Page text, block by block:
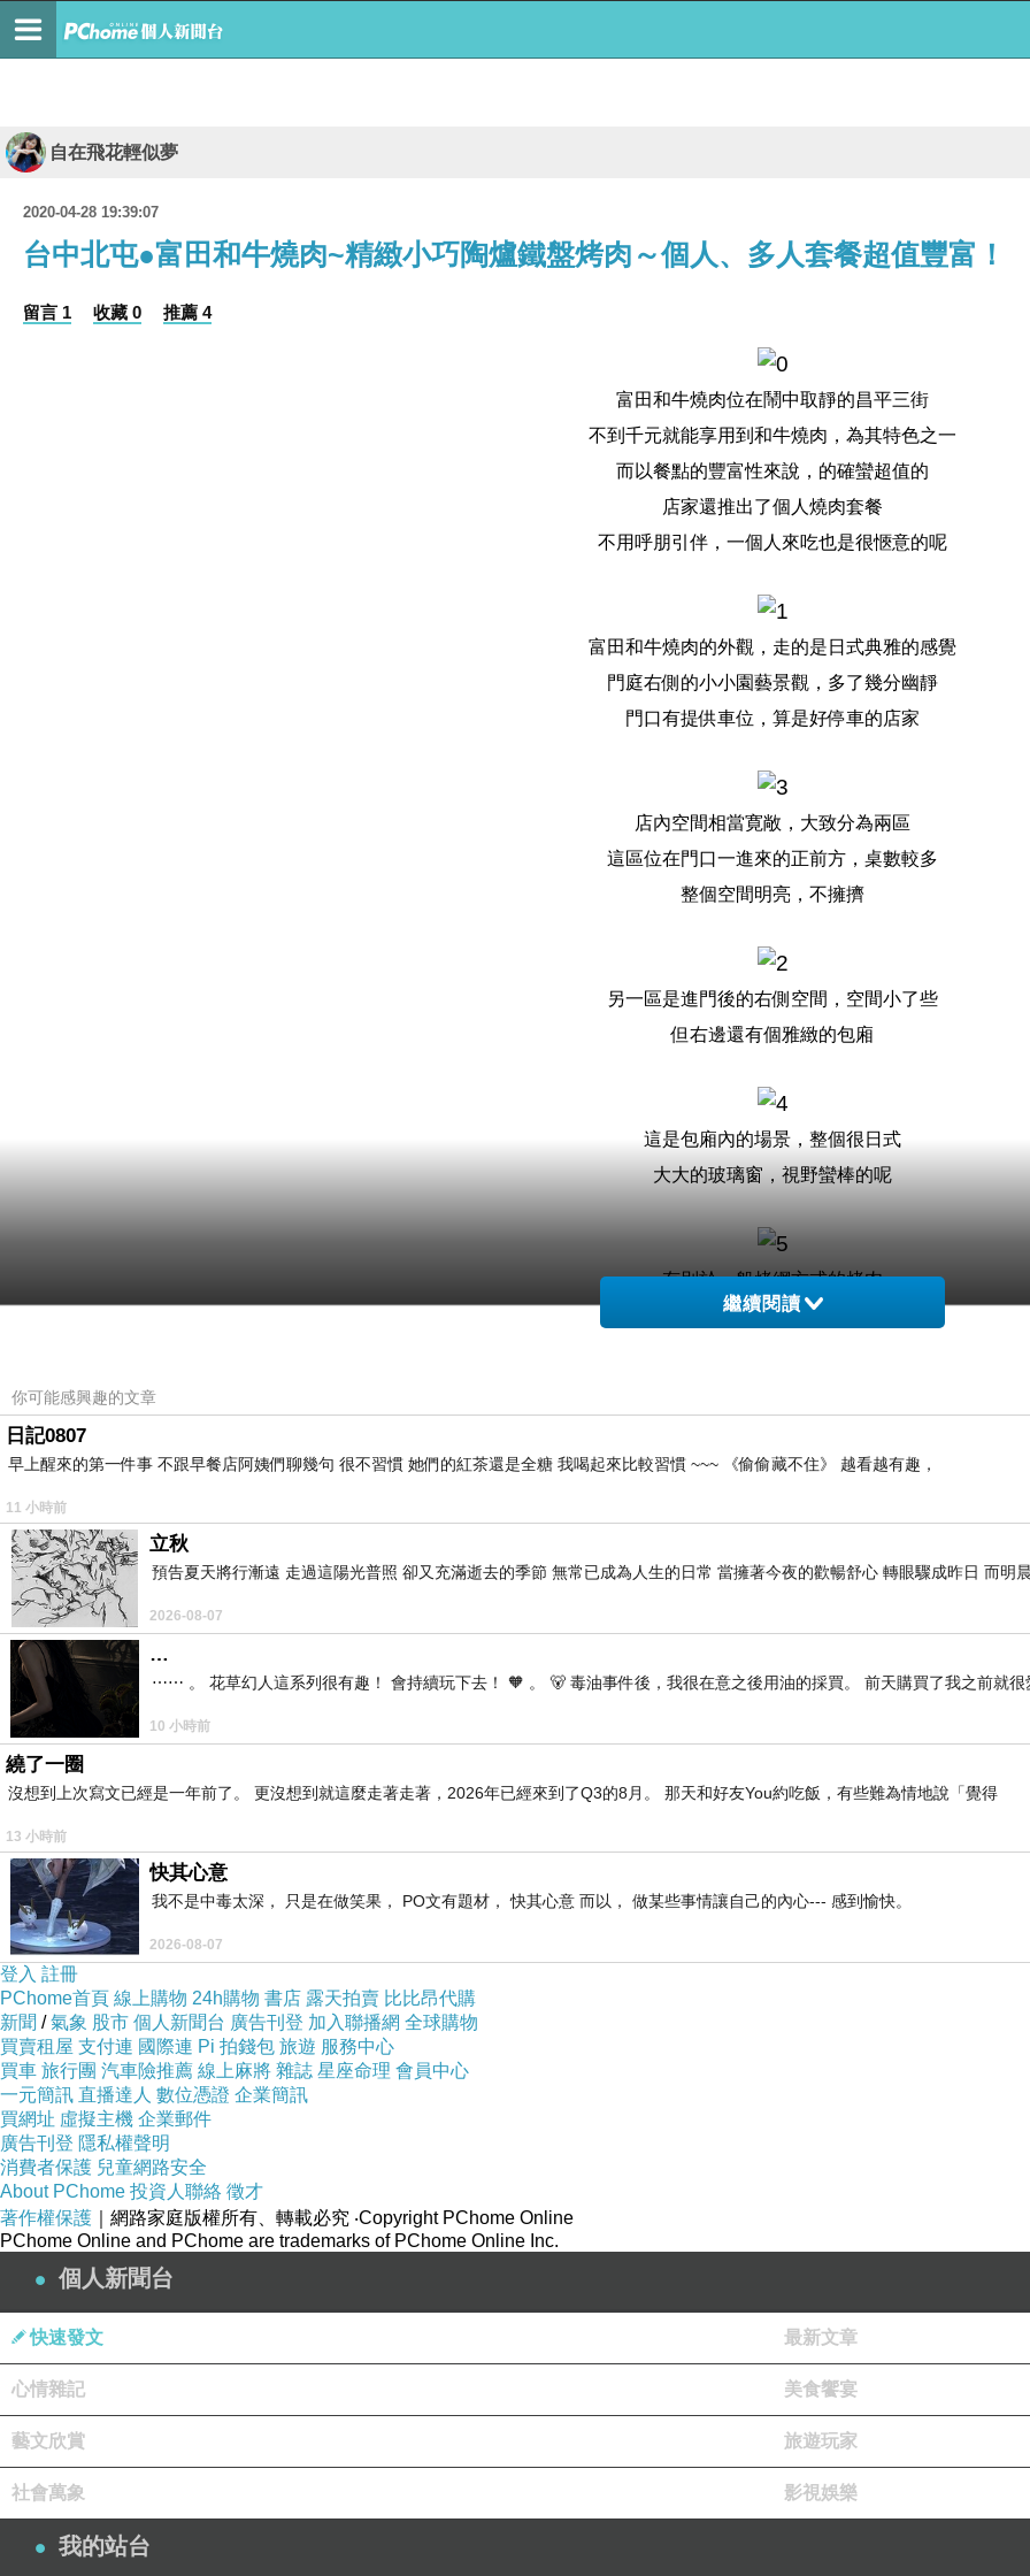
自在飛花輕似夢
2020-04-28 19:39:07
台中北屯●富田和牛燒肉~精緻小巧陶爐鐵盤烤肉～個人、多人套餐超值豐富！
留言 1 收藏 0 推薦 4
富田和牛燒肉位在鬧中取靜的昌平三街
不到千元就能享用到和牛燒肉，為其特色之一
而以餐點的豐富性來說，的確蠻超值的
店家還推出了個人燒肉套餐
不用呼朋引伴，一個人來吃也是很愜意的呢
富田和牛燒肉的外觀，走的是日式典雅的感覺
門庭右側的小小園藝景觀，多了幾分幽靜
門口有提供車位，算是好停車的店家
店內空間相當寛敞，大致分為兩區
這區位在門口一進來的正前方，桌數較多
整個空間明亮，不擁擠
另一區是進門後的右側空間，空間小了些
但右邊還有個雅緻的包廂
這是包廂內的場景，整個很日式
大大的玻璃窗，視野蠻棒的呢
有別於一般烤網方式的烤肉
每個桌上都放置著陶爐小鐵鍋，用這個來烤肉
再來看看菜單的部份，這頁均為單點品項
超值雙人的部份，990元就可吃到和牛，相當划算
（相片取自官方粉絲頁）
我們選的是一杯無糖綠茶及一杯加價的榴戀忘返
榴戀忘返是加紅石榴作成的，酸甜的感覺
肉盤有三份，用提籃裝著，好可愛呢
繼續閱讀
你可能感興趣的文章
日記0807
早上醒來的第一件事 不跟早餐店阿姨們聊幾句 很不習慣 她們的紅茶還是全糖 我喝起來比較習慣 ~~~ 《偷偷藏不住》 越看越有趣，
11 小時前
立秋
預告夏天將行漸遠 走過這陽光普照 卻又充滿逝去的季節 無常已成為人生的日常 當擁著今夜的歡暢舒心 轉眼驟成昨日 而明
2026-08-07
…
⋯⋯ 。 花草幻人這系列很有趣！ 會持續玩下去！ 🧡 。 🐻 毒油事件後，我很在意之後用油的採買。 前天購買了我之前就很
10 小時前
繞了一圈
沒想到上次寫文已經是一年前了。 更沒想到就這麼走著走著，2026年已經來到了Q3的8月。 那天和好友You約吃飯，有些難為情地說「覺得
13 小時前
快其心意
我不是中毒太深， 只是在做笑果， PO文有題材， 快其心意 而以， 做某些事情讓自己的內心--- 感到愉快。
2026-08-07
登入 註冊
PChome首頁 線上購物 24h購物 書店 露天拍賣 比比昂代購
新聞 /氣象 股市 個人新聞台 廣告刊登 加入聯播網 全球購物
買賣租屋 支付連 國際連 Pi 拍錢包 旅遊 服務中心
買車 旅行團 汽車險推薦 線上麻將 雜誌 星座命理 會員中心
一元簡訊 直播達人 數位憑證 企業簡訊
買網址 虛擬主機 企業郵件
廣告刊登 隱私權聲明
消費者保護 兒童網路安全
About PChome 投資人聯絡 徵才
著作權保護 ｜網路家庭版權所有、轉載必究 ‧Copyright PChome Online
PChome Online and PChome are trademarks of PChome Online Inc.
個人新聞台
快速發文 最新文章
心情雜記 美食饗宴
藝文欣賞 旅遊玩家
社會萬象 影視娛樂
我的站台